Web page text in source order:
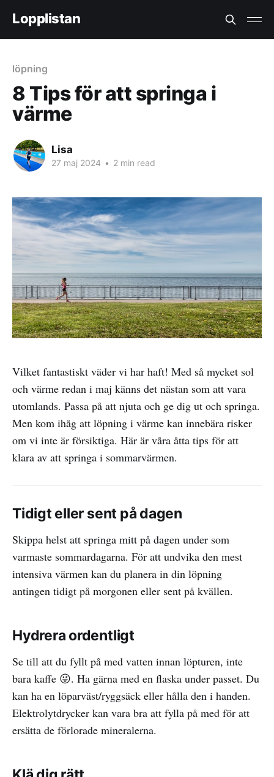
Lopplistan
löpning
8 Tips för att springa i
värme
Lisa
27 maj 2024 • 2 min read
Vilket fantastiskt väder vi har haft! Med så mycket sol
och värme redan i maj känns det nästan som att vara
utomlands. Passa på att njuta och ge dig ut och springa.
Men kom ihåg att löpning i värme kan innebära risker
om vi inte är försiktiga. Här är våra åtta tips för att
klara av att springa i sommarvärmen.
Tidigt eller sent på dagen
Skippa helst att springa mitt på dagen under som
varmaste sommardagarna. För att undvika den mest
intensiva värmen kan du planera in din löpning
antingen tidigt på morgonen eller sent på kvällen.
Hydrera ordentligt
Se till att du fyllt på med vatten innan löpturen, inte
bara kaffe 😜. Ha gärna med en flaska under passet. Du
kan ha en löparväst/ryggsäck eller hålla den i handen.
Elektrolytdrycker kan vara bra att fylla på med för att
ersätta de förlorade mineralerna.